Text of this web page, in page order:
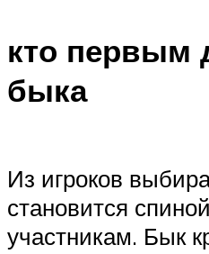
кто первым
быка
Из игроков
становится
участникам. Бык